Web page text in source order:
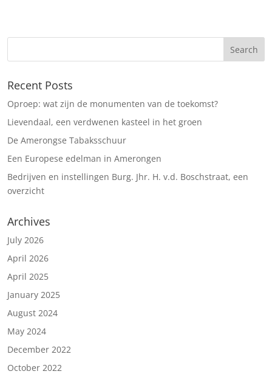
Recent Posts
Oproep: wat zijn de monumenten van de toekomst?
Lievendaal, een verdwenen kasteel in het groen
De Amerongse Tabaksschuur
Een Europese edelman in Amerongen
Bedrijven en instellingen Burg. Jhr. H. v.d. Boschstraat, een
overzicht
Archives
July 2026
April 2026
April 2025
January 2025
August 2024
May 2024
December 2022
October 2022